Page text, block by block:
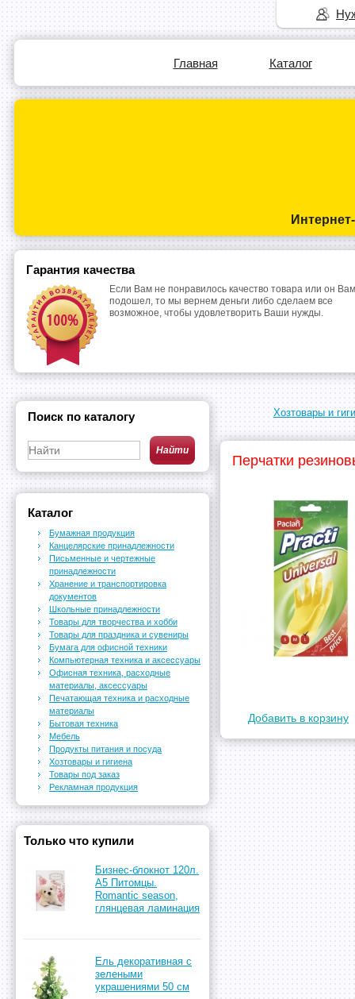
Главная Каталог
Гарантия качества
Если Вам не понравилось качество товара или он
подошел, то мы вернем деньги либо сделаем все
возможное, чтобы удовлетворить Ваши нужды.
Хозтовары и
Перчатки
Добавить в корзину
Поиск по каталогу
Каталог
Бумажная продукция
Канцелярские принадлежности
Письменные и чертежные
принадлежности
Хранение и транспортировка
документов
Школьные принадлежности
Товары для творчества и хобби
Товары для праздника и сувениры
Бумага для офисной техники
Компьютерная техника и аксессуары
Офисная техника, расходные
материалы, аксессуары
Печатающая техника и расходные
материалы
Бытовая техника
Мебель
Продукты питания и посуда
Хозтовары и гигиена
Товары под заказ
Рекламная продукция
Только что купили
Бизнес-блокнот 120л.
А5 Питомцы.
Romantic season,
глянцевая ламинация
Ель декоративная с
зелеными
украшениями 50 см